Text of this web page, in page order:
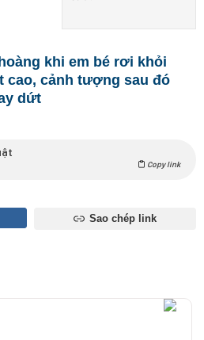
khi em bé rơi khỏi
cao, cảnh tượng sau đó
dứt
Copy link
Sao chép link